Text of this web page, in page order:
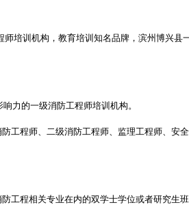
培训机构，教育培训知名品牌，滨州博兴县
力的一级消防工程师培训机构。
工程师、二级消防工程师、监理工程师、安
程相关专业在内的双学士学位或者研究生